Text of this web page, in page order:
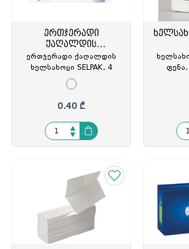
ერთჯერადი
ქაღალდის
ხელსახოცი SELPAK
ერთჯერადი ქაღალდის
ხელსახოცი SELPAK, 4
ფენიანი, GGH-151338
0.40 ₾